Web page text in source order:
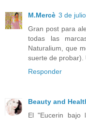
M.Mercè 3 de
Gran post para
todas las
Naturalium, que
suerte de probar).
Responder
Beauty and
El "Eucerin bajo